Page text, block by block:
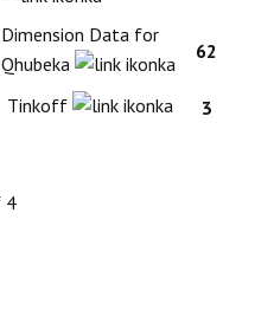
Dimension Data for
Qhubeka
62
Tinkoff 3